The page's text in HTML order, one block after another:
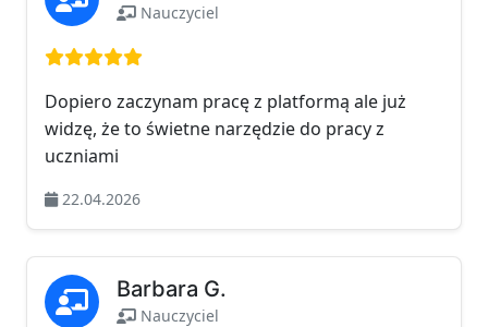
Nauczyciel
Ocena: 5 na 5
Dopiero zaczynam pracę z platformą ale już
widzę, że to świetne narzędzie do pracy z
uczniami
22.04.2026
Barbara G.
Nauczyciel